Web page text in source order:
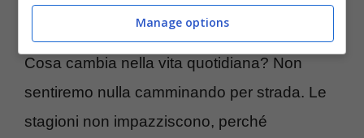
puntuale).
Cosa cambia nella vita quotidiana? Non
sentiremo nulla camminando per strada. Le
stagioni non impazziscono, perché
Manage options